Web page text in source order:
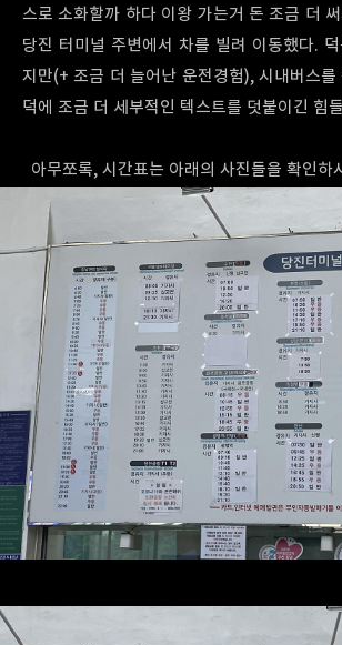
스로 소화할까 하다 이왕 가는거 돈 조금 더
당진 터미널 주변에서 차를 빌려 이동했다.
지만(+ 조금 더 늘어난 운전경험), 시내버스를
덕에 조금 더 세부적인 텍스트를 덧붙이긴 힘
아무쪼록, 시간표는 아래의 사진들을 확인하